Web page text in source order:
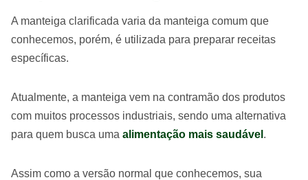
A manteiga clarificada varia da manteiga comum que
conhecemos, porém, é utilizada para preparar receitas
específicas.
Atualmente, a manteiga vem na contramão dos produtos
com muitos processos industriais, sendo uma alternativa
para quem busca uma alimentação mais saudável .
Assim como a versão normal que conhecemos, sua